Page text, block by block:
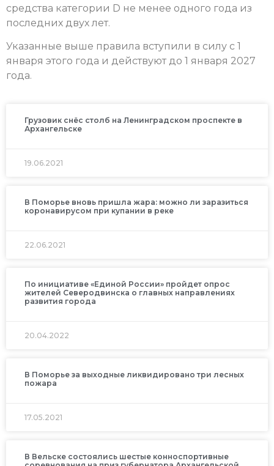
средства категории D не менее одного года из
последних двух лет.
Указанные выше правила вступили в силу с 1
января этого года и действуют до 1 января 2027
года.
Грузовик снёс столб на Ленинградском проспекте в
Архангельске
19.06.2021
В Поморье вновь пришла жара: можно ли заразиться
коронавирусом при купании в реке
22.06.2021
По инициативе «Единой России» пройдет опрос
жителей Северодвинска о главных направлениях
развития города
20.04.2022
В Поморье за выходные ликвидировано три лесных
пожара
17.05.2021
В Вельске состоялись шестые конноспортивные